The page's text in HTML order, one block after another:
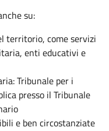
su:
territorio, come servizi
enti educativi e
Tribunale per i
presso il Tribunale
e ben circostanziate